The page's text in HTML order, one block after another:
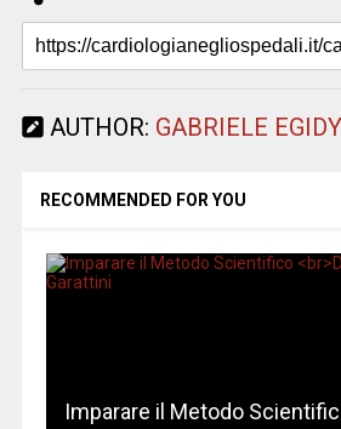
AUTHOR: GABRIELE
RECOMMENDED FOR YOU
Imparare il Metodo